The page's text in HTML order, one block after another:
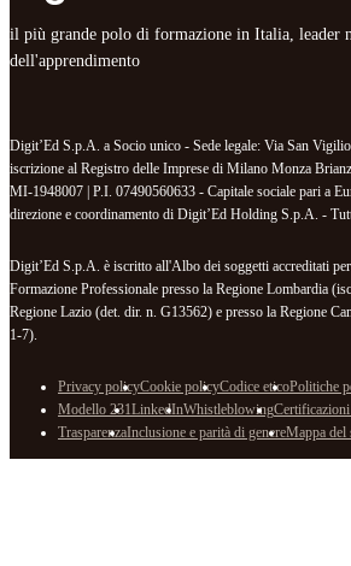
il più grande polo di formazione in Italia, leader
dell'apprendimento
Digit’Ed S.p.A. a Socio unico - Sede legale: Via San
iscrizione al Registro delle Imprese di Milano Monza
MI-1948007 | P.I. 07490560633 - Capitale sociale pari a
direzione e coordinamento di Digit’Ed Holding S.p.A. -
Digit’Ed S.p.A. è iscritto all'Albo dei soggetti accreditati
Formazione Professionale presso la Regione Lombardia
Regione Lazio (det. dir. n. G13562) e presso la Regione
1-7).
Privacy policyCookie policyCodice eticoPolitiche
Modello 231LinkedInWhistleblowing
TrasparenzaInclusione e parità di genereMappa del